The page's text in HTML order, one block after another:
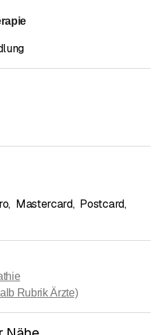
, Mastercard, Postcard,
Rubrik Ärzte)